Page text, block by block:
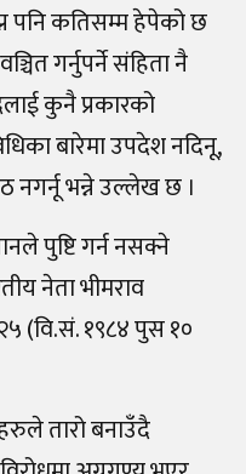
पनि कतिसम्म हेपेको छ
गर्नुपर्ने संहिता नै
कुनै प्रकारको
बारेमा उपदेश नदिनू,
नगर्नू भन्ने उल्लेख छ ।
पुष्टि गर्न नसक्ने
नेता भीमराव
(वि.सं. १९८४ पुस १०
तारो बनाउँदै